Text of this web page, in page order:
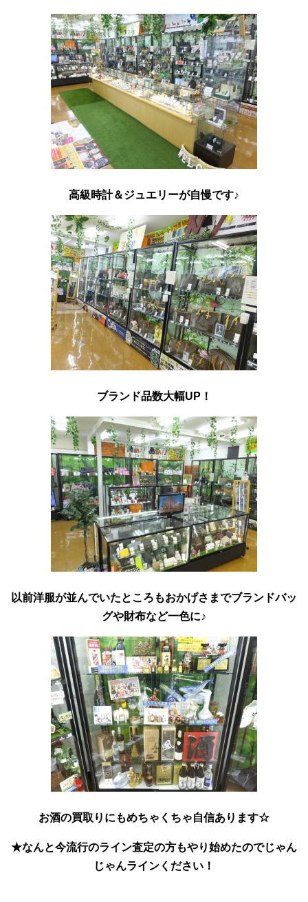
高級時計＆ジュエリーが自慢です♪
ブランド品数大幅UP！
以前洋服が並んでいたところもおかげさまでブランドバッ
グや財布など一色に♪
お酒の買取りにもめちゃくちゃ自信あります☆
★なんと今流行のライン査定の方もやり始めたのでじゃん
じゃんラインください！